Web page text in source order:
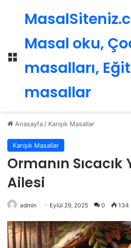
Menü
Masal oku,
masalları,
masallar
Anasayfa / Karışık Masallar
Karışık Masallar
Ormanın Sıcacık
Ailesi
admin Eylül 29, 2025 0 134